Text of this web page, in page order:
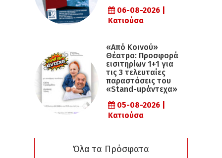
06-08-2026 |
Κατιούσα
«Από Κοινού»
Θέατρο: Προσφορά
εισιτηρίων 1+1 για
τις 3 τελευταίες
παραστάσεις του
«Stand-upάντεχα»
05-08-2026 |
Κατιούσα
Όλα τα Πρόσφατα